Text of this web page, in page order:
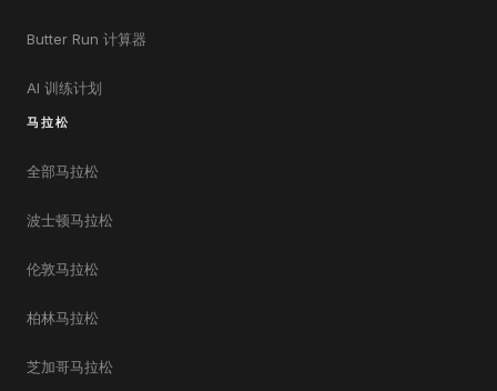
Butter Run 计算器
AI 训练计划
马拉松
全部马拉松
波士顿马拉松
伦敦马拉松
柏林马拉松
芝加哥马拉松